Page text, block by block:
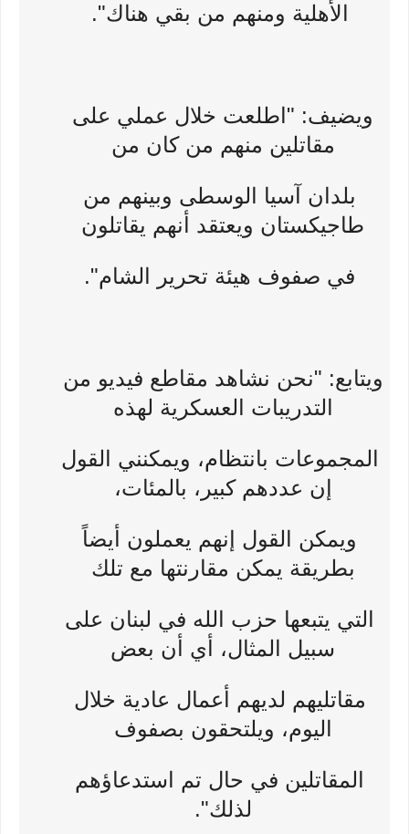
الأهلية ومنهم من بقي هناك".
ويضيف: "اطلعت خلال عملي على
مقاتلين منهم من كان من
بلدان آسيا الوسطى وبينهم من
طاجيكستان ويعتقد أنهم يقاتلون
في صفوف هيئة تحرير الشام".
ويتابع: "نحن نشاهد مقاطع فيديو من
التدريبات العسكرية لهذه
المجموعات بانتظام، ويمكنني القول
إن عددهم كبير، بالمئات،
ويمكن القول إنهم يعملون أيضاً
بطريقة يمكن مقارنتها مع تلك
التي يتبعها حزب الله في لبنان على
سبيل المثال، أي أن بعض
مقاتليهم لديهم أعمال عادية خلال
اليوم، ويلتحقون بصفوف
المقاتلين في حال تم استدعاؤهم
لذلك".